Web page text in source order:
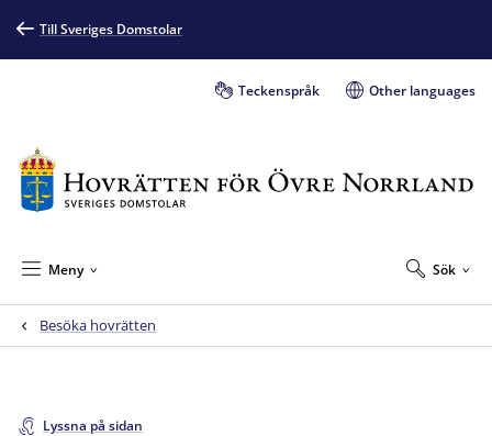
Till Sveriges Domstolar
Teckenspråk Other languages
Sök
Meny
Besöka hovrätten
Lyssna på sidan